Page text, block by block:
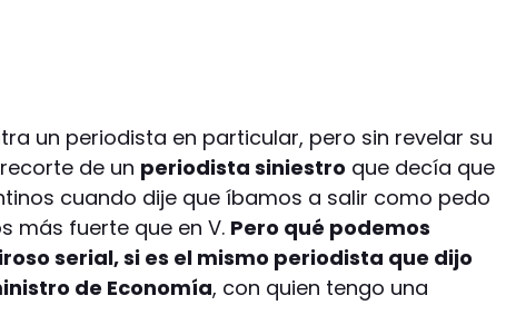
un periodista en particular, pero sin revelar su
de un periodista siniestro que decía que
cuando dije que íbamos a salir como pedo
más fuerte que en V. Pero qué podemos
serial, si es el mismo periodista que dijo
de Economía, con quien tengo una